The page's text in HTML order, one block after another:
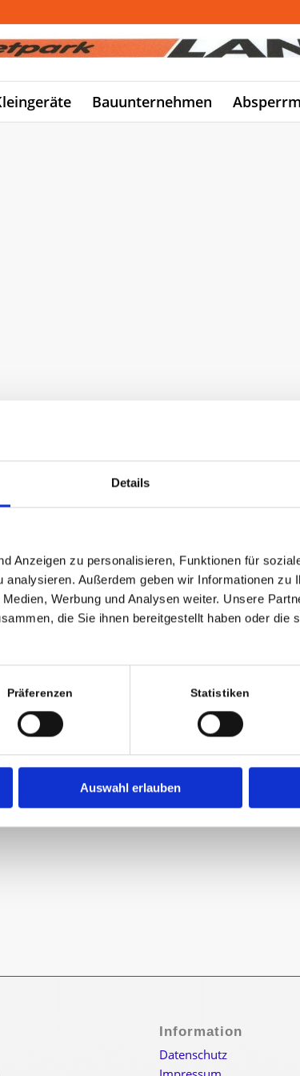
Details
Anzeigen zu personalisieren, Funktionen für
analysieren. Außerdem geben wir Informationen zu
Werbung und Analysen weiter. Unsere
die Sie ihnen bereitgestellt haben oder die
Präferenzen Statistiken
Auswahl erlauben
Bauunternehmen
Information
Datenschutz